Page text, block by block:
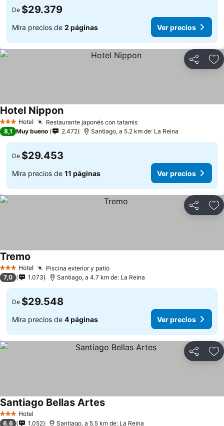
De $29.379
Mira precios de 2 páginas Ver precios
Compartir
3 Estrellas
Hotel Restaurante japonés con tatamis
Hotel Nippon
8,1 Muy bueno 2.472 Santiago, a 5.2 km de: La Reina
De $29.453
Mira precios de 11 páginas Ver precios
Compartir
3 Estrellas
Hotel Piscina exterior y patio
Tremo
7,0 1.073 Santiago, a 4.7 km de: La Reina
De $29.548
Mira precios de 4 páginas Ver precios
Compartir
3 Estrellas
Hotel
Santiago Bellas Artes
6,6 1.052 Santiago, a 5.5 km de: La Reina